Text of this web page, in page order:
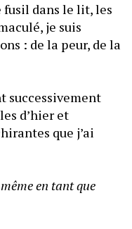
fusil dans le lit, les
je suis
: de la peur, de la
successivement
d’hier et
que j’ai
en tant que